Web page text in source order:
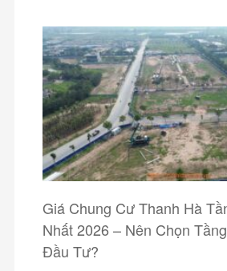
Giá Chung Cư Thanh Hà
Nhất 2026 – Nên Chọn
Đầu Tư?